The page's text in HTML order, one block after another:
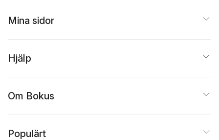
Mina sidor
Hjälp
Om Bokus
Populärt